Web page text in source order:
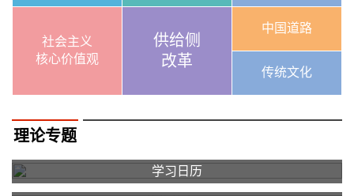
社会主义
核心价值观
供给侧
改革
中国道路
传统文化
理论专题
学习日历